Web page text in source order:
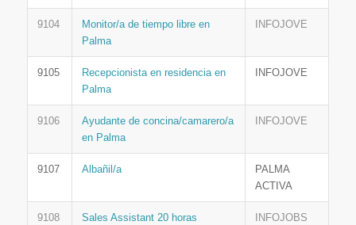
9104
Monitor/a de tiempo libre en
Palma
INFOJOVE
9105
Recepcionista en residencia en
Palma
INFOJOVE
9106
Ayudante de concina/camarero/a
en Palma
INFOJOVE
9107 Albañil/a
PALMA
ACTIVA
9108
Sales Assistant 20 horas
INFOJOBS